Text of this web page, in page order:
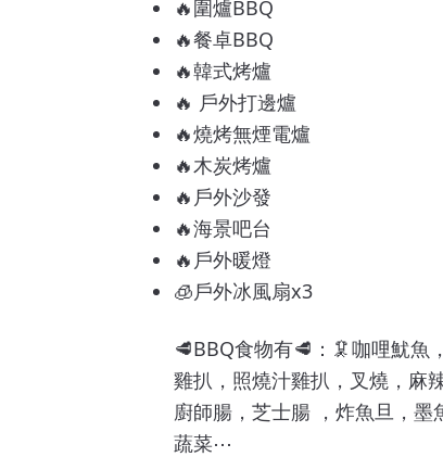
🔥圍爐BBQ
🔥餐卓BBQ
🔥韓式烤爐
🔥 戶外打邊爐
🔥燒烤無煙電爐
🔥木炭烤爐
🔥戶外沙發
🔥海景吧台
🔥戶外暖燈
🧊戶外冰風扇x3
🥩BBQ食物有🥩：🦑咖哩魷魚
雞扒，照燒汁雞扒，叉燒，麻
廚師腸，芝士腸 ，炸魚旦，
蔬菜⋯